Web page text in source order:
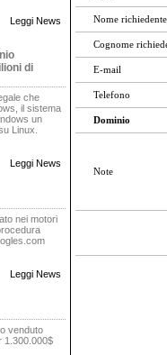
Leggi News
di
che
il sistema
un
Linux.
Leggi News
nei motori
Leggi News
venduto
1.300.000$
Nome richiedente
Cognome
E-mail
Telefono
Dominio
Note